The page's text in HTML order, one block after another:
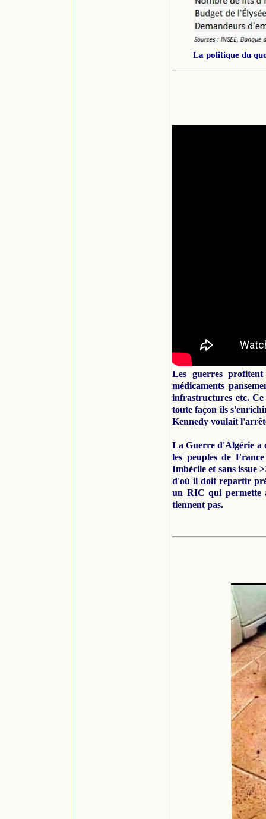
La politique du
Les guerres
médicaments
infrastructures etc.
toute façon ils
Kennedy voulait
La Guerre d'Algérie a
les peuples de
Imbécile et sans issue
d'où il doit repartir
un RIC qui permette
tiennent pas.